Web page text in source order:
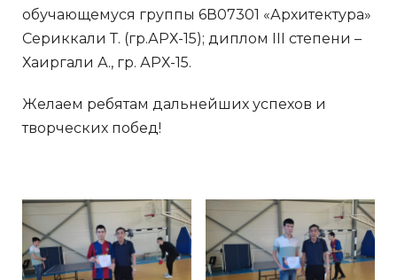
обучающемуся группы 6В07301 «Архитектура»
Сериккали Т. (гр.АРХ-15); диплом III степени –
Хаиргали А., гр. АРХ-15.
Желаем ребятам дальнейших успехов и
творческих побед!